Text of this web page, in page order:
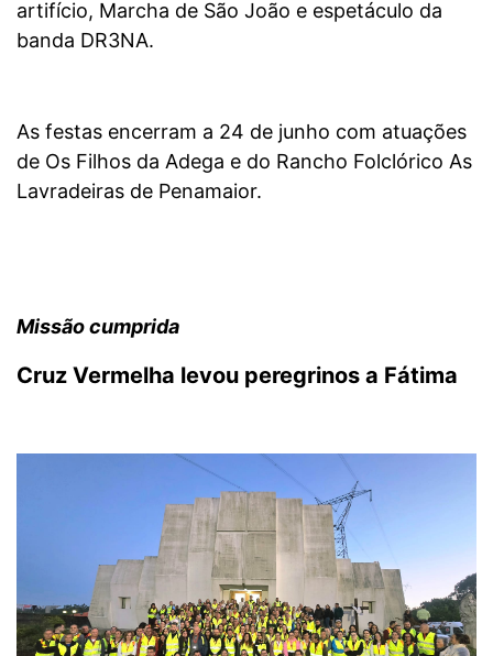
artifício, Marcha de São João e espetáculo da
banda DR3NA.
As festas encerram a 24 de junho com atuações
de Os Filhos da Adega e do Rancho Folclórico As
Lavradeiras de Penamaior.
Missão cumprida
Cruz Vermelha levou peregrinos a Fátima